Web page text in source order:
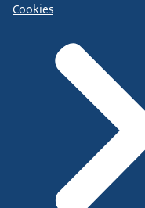
Cookies